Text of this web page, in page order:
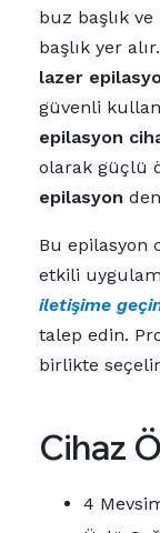
buz başlık
başlık yer
lazer
güvenli
epilasyon
olarak güçlü
epilasyon
Bu epilasyon
etkili
iletişime
talep edin.
birlikte
Cihaz
4